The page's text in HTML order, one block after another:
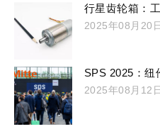
行星齿轮箱：
2025年08月20日
SPS 2025：纽
2025年08月12日